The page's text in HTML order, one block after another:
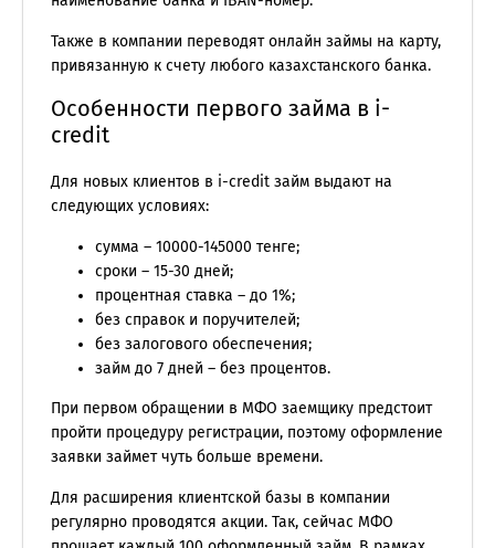
Также в компании переводят онлайн займы на карту,
привязанную к счету любого казахстанского банка.
Особенности первого займа в i-
credit
Для новых клиентов в i-credit займ выдают на
следующих условиях:
сумма – 10000-145000 тенге;
сроки – 15-30 дней;
процентная ставка – до 1%;
без справок и поручителей;
без залогового обеспечения;
займ до 7 дней – без процентов.
При первом обращении в МФО заемщику предстоит
пройти процедуру регистрации, поэтому оформление
заявки займет чуть больше времени.
Для расширения клиентской базы в компании
регулярно проводятся акции. Так, сейчас МФО